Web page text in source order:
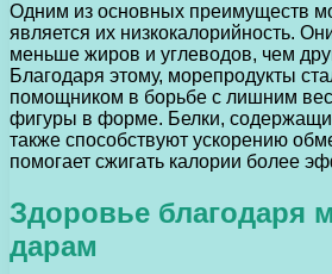
Одним из основных преимуществ
является их низкокалорийность.
меньше жиров и углеводов, чем
Благодаря этому, морепродукты
помощником в борьбе с лишним
фигуры в форме. Белки,
также способствуют ускорению
помогает сжигать калории более
Здоровье благодаря
дарам